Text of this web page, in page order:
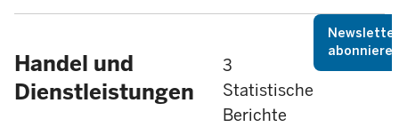
Handel und
Dienstleistungen
3
Statistische
Berichte
Newsletter